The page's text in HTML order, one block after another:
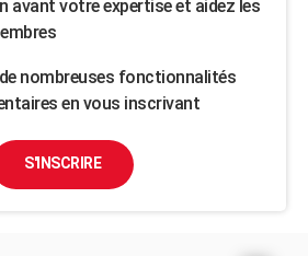
avant votre expertise et aidez les
nombreuses fonctionnalités
en vous inscrivant
S'INSCRIRE